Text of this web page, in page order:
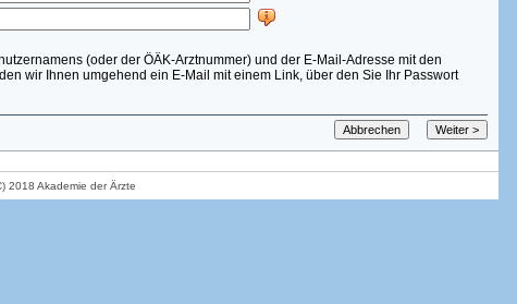
(oder der ÖÄK-Arztnummer) und der E-Mail-Adresse mit den
wir Ihnen umgehend ein E-Mail mit einem Link, über den Sie Ihr Passwort
2018 Akademie der Ärzte